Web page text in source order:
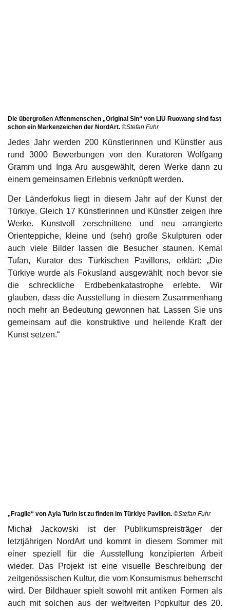
Die übergroßen Affenmenschen „Original Sin“ von LIU Ruowang sind fast
schon ein Markenzeichen der NordArt. ©Stefan Fuhr
Jedes Jahr werden 200 Künstlerinnen und Künstler aus
rund 3000 Bewerbungen von den Kuratoren Wolfgang
Gramm und Inga Aru ausgewählt, deren Werke dann zu
einem gemeinsamen Erlebnis verknüpft werden.
Der Länderfokus liegt in diesem Jahr auf der Kunst der
Türkiye. Gleich 17 Künstlerinnen und Künstler zeigen ihre
Werke. Kunstvoll zerschnittene und neu arrangierte
Orienteppiche, kleine und (sehr) große Skulpturen oder
auch viele Bilder lassen die Besucher staunen. Kemal
Tufan, Kurator des Türkischen Pavillons, erklärt: „Die
Türkiye wurde als Fokusland ausgewählt, noch bevor sie
die schreckliche Erdbebenkatastrophe erlebte. Wir
glauben, dass die Ausstellung in diesem Zusammenhang
noch mehr an Bedeutung gewonnen hat. Lassen Sie uns
gemeinsam auf die konstruktive und heilende Kraft der
Kunst setzen.“
„Fragile“ von Ayla Turin ist zu finden im Türkiye Pavillon. ©Stefan Fuhr
Michał Jackowski ist der Publikumspreisträger der
letztjährigen NordArt und kommt in diesem Sommer mit
einer speziell für die Ausstellung konzipierten Arbeit
wieder. Das Projekt ist eine visuelle Beschreibung der
zeitgenössischen Kultur, die vom Konsumismus beherrscht
wird. Der Bildhauer spielt sowohl mit antiken Formen als
auch mit solchen aus der weltweiten Popkultur des 20.